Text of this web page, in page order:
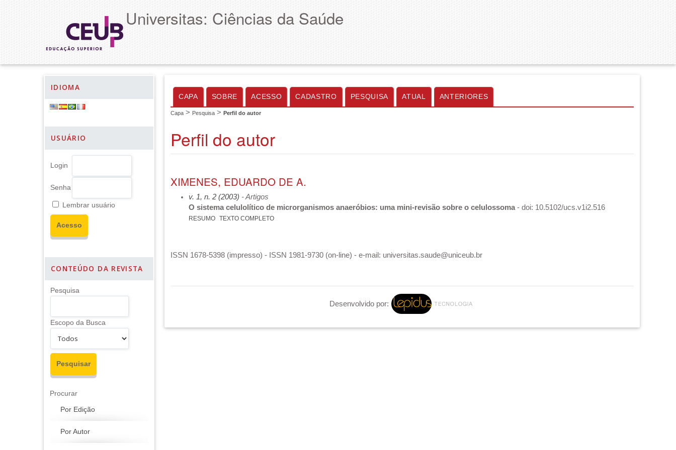
Universitas: Ciências da Saúde
IDIOMA
USUÁRIO
Login
Senha
Lembrar usuário
CONTEÚDO DA REVISTA
Pesquisa
Escopo da Busca
Procurar
Por Edição
Por Autor
CAPA SOBRE ACESSO CADASTRO PESQUISA ATUAL ANTERIORES
Capa > Pesquisa > Perfil do autor
Perfil do autor
XIMENES, EDUARDO DE A.
v. 1, n. 2 (2003) - Artigos
O sistema celulolítico de microrganismos anaeróbios: uma mini-revisão sobre o celulossoma- doi: 10.5102/ucs.v1i2.516
RESUMO TEXTO COMPLETO
ISSN 1678-5398 (impresso) - ISSN 1981-9730 (on-line) - e-mail: universitas.saude@uniceub.br
Desenvolvido por: